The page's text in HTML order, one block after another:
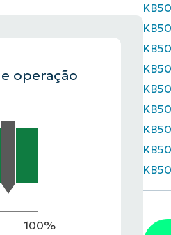
operação
100%